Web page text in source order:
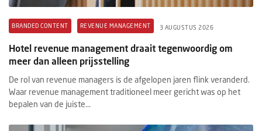
BRANDED CONTENT REVENUE MANAGEMENT 3 AUGUSTUS 2026
Hotel revenue management draait tegenwoordig om
meer dan alleen prijsstelling
De rol van revenue managers is de afgelopen jaren flink veranderd.
Waar revenue management traditioneel meer gericht was op het
bepalen van de juiste...